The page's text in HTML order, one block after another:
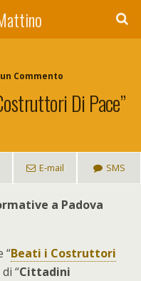
Commento
Di Pace”
E-mail SMS
a Padova
“Beati i Costruttori
“Cittadini